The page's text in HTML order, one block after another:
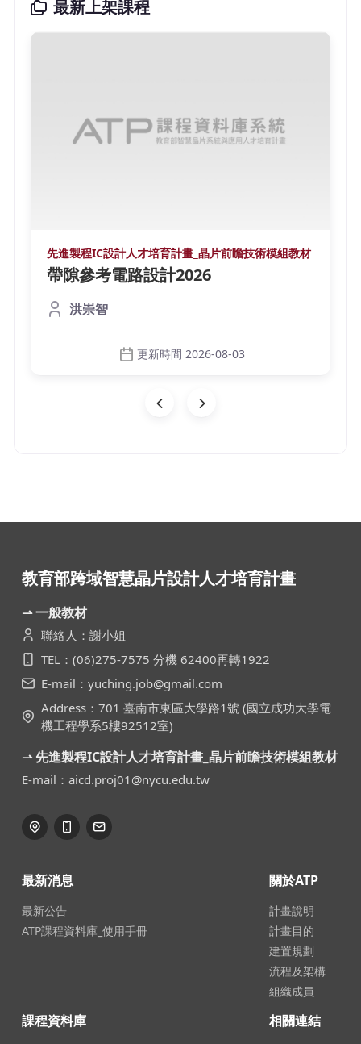
最新上架課程
先進製程IC設計人才培育計畫_晶片前瞻技術模組教材
帶隙參考電路設計2026
洪崇智
更新時間 2026-08-03
教育部跨域智慧晶片設計人才培育計畫
⇀ 一般教材
聯絡人：謝小姐
TEL：(06)275-7575 分機 62400再轉1922
E-mail：yuching.job@gmail.com
Address：701 臺南市東區大學路1號 (國立成功大學電
機工程學系5樓92512室)
⇀ 先進製程IC設計人才培育計畫_晶片前瞻技術模組教材
E-mail：aicd.proj01@nycu.edu.tw
最新消息
最新公告
ATP課程資料庫_使用手冊
關於ATP
計畫說明
計畫目的
建置規劃
流程及架構
組織成員
課程資料庫
相關連結